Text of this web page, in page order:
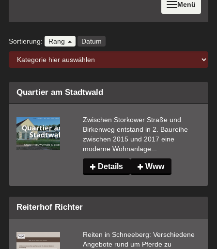
Menü
Sortierung: Rang Datum
Quartier am Stadtwald
Zwischen Storkower Straße und
Birkenweg entstand in 2. Baureihe
zwischen 2015 und 2017 eine
moderne Wohnanlage...
Details Www
Reiterhof Richter
Reiten in Schneeberg: Verschiedene
Angebote rund um Pferde zu